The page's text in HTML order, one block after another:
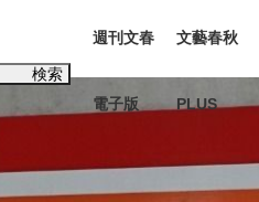
検索
週刊文春
電子版
文藝春秋
PLUS